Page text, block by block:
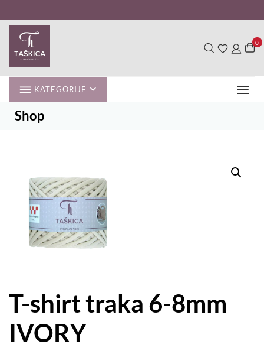
to
content
0
KATEGORIJE
Shop
T-shirt traka 6-8mm
IVORY